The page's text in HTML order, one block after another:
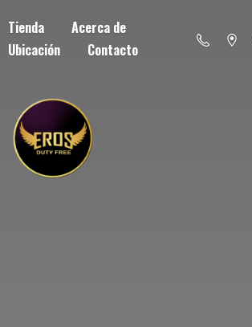
Tienda
Acerca de
Ubicación
Contacto